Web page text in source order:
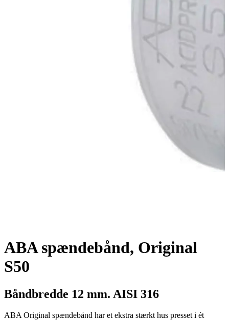
ABA spændebånd, Original
S50
Båndbredde 12 mm. AISI 316
ABA Original spændebånd har et ekstra stærkt hus presset i ét